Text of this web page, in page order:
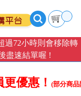
過72小時則會移除轉
盡速結單喔 !
優惠！ (部分商